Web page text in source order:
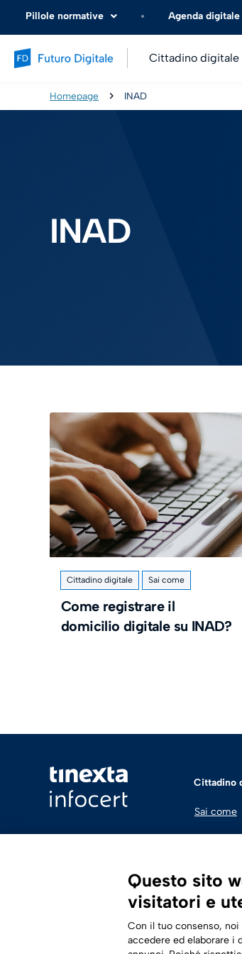
Pillole normative Agenda digitale
Cittadino digitale
Homepage INAD
INAD
Cittadino digitale Sai come
Come registrare il
domicilio digitale su INAD?
Cittadino
Sai come
Questo sito
visitatori e
Con il tuo consenso,
accedere ed elaborare i